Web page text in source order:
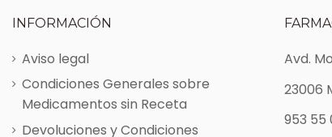
INFORMACIÓN
Aviso legal
Condiciones Generales sobre
Medicamentos sin Receta
Devoluciones y Condiciones
Avd.
23006
953 55